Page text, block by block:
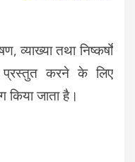
तथा निष्कर्षों
प्रस्तुत करने के लिए
जाता है।